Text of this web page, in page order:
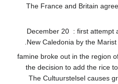
- The France and Britain
December 20 : first attempt
New Caledonia by the
- famine broke out in the region
the decision to add the rice
The Cultuurstelsel causes